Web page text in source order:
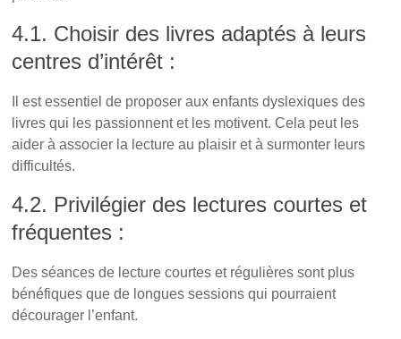
4.1. Choisir des livres adaptés à leurs
centres d’intérêt :
Il est essentiel de proposer aux enfants dyslexiques des
livres qui les passionnent et les motivent. Cela peut les
aider à associer la lecture au plaisir et à surmonter leurs
difficultés.
4.2. Privilégier des lectures courtes et
fréquentes :
Des séances de lecture courtes et régulières sont plus
bénéfiques que de longues sessions qui pourraient
décourager l’enfant.